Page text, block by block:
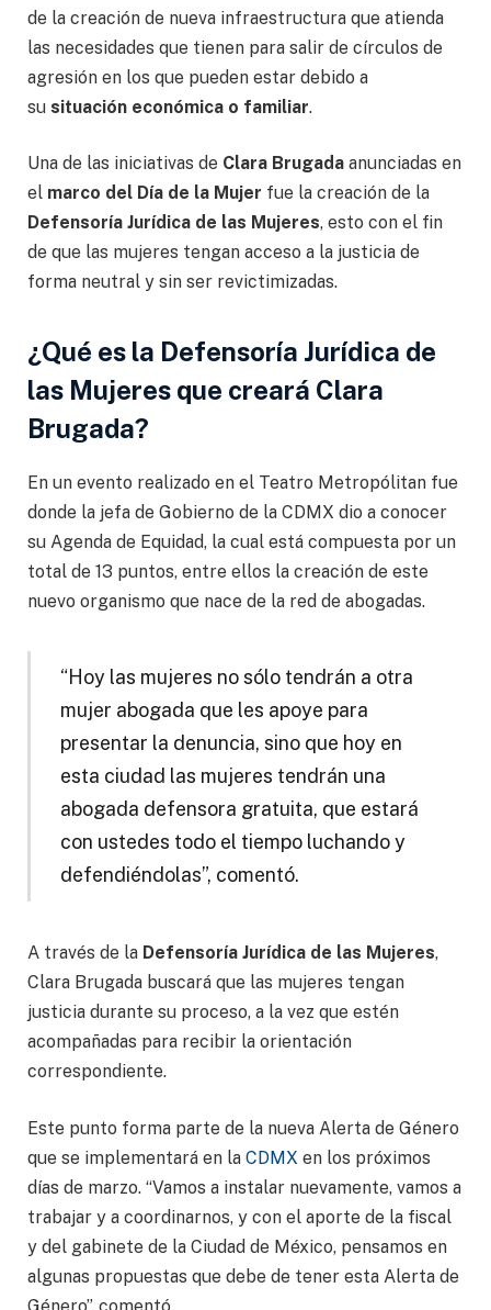
de la creación de nueva infraestructura que atienda
las necesidades que tienen para salir de círculos de
agresión en los que pueden estar debido a
su situación económica o familiar.
Una de las iniciativas de Clara Brugada anunciadas en
el marco del Día de la Mujer fue la creación de la
Defensoría Jurídica de las Mujeres, esto con el fin
de que las mujeres tengan acceso a la justicia de
forma neutral y sin ser revictimizadas.
¿Qué es la Defensoría Jurídica de
las Mujeres que creará Clara
Brugada?
En un evento realizado en el Teatro Metropólitan fue
donde la jefa de Gobierno de la CDMX dio a conocer
su Agenda de Equidad, la cual está compuesta por un
total de 13 puntos, entre ellos la creación de este
nuevo organismo que nace de la red de abogadas.
“Hoy las mujeres no sólo tendrán a otra
mujer abogada que les apoye para
presentar la denuncia, sino que hoy en
esta ciudad las mujeres tendrán una
abogada defensora gratuita, que estará
con ustedes todo el tiempo luchando y
defendiéndolas”, comentó.
A través de la Defensoría Jurídica de las Mujeres,
Clara Brugada buscará que las mujeres tengan
justicia durante su proceso, a la vez que estén
acompañadas para recibir la orientación
correspondiente.
Este punto forma parte de la nueva Alerta de Género
que se implementará en la CDMX en los próximos
días de marzo. “Vamos a instalar nuevamente, vamos a
trabajar y a coordinarnos, y con el aporte de la fiscal
y del gabinete de la Ciudad de México, pensamos en
algunas propuestas que debe de tener esta Alerta de